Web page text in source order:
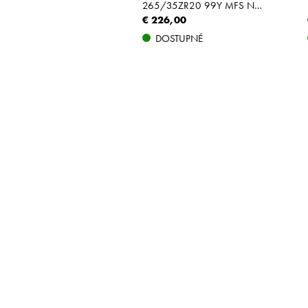
265/35ZR20 99Y MFS NBLK XL
€ 226,00
DOSTUPNÉ